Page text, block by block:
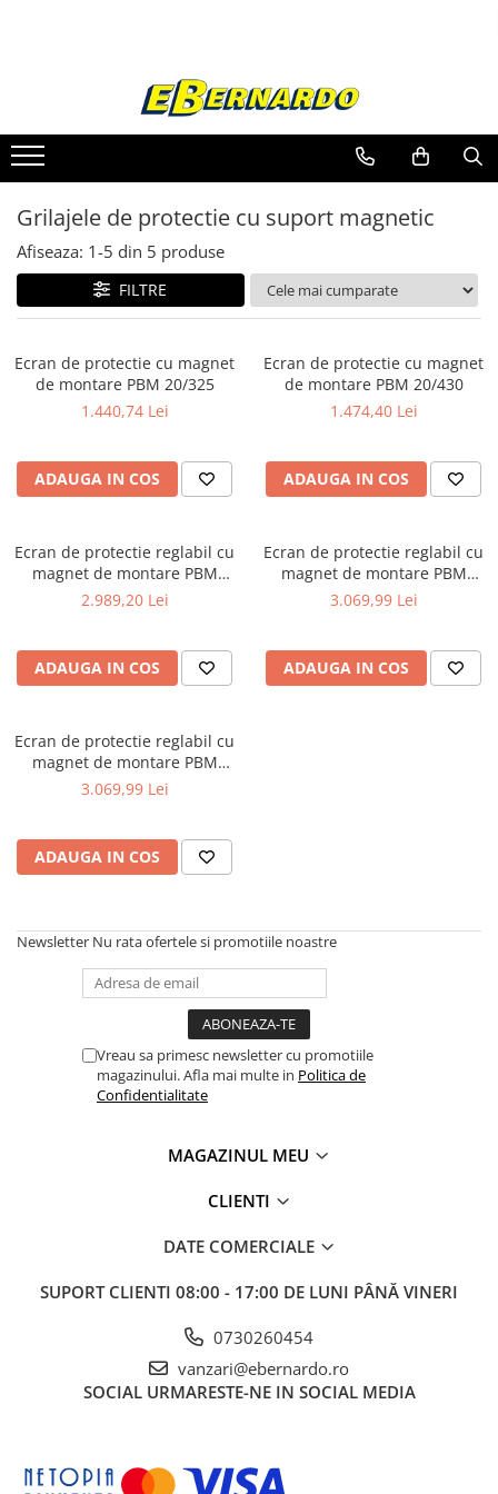
Prelucrare metal
Fierastraie pentru metal
Ferastraie mobile pentru metal
Fierastraie prelucrare metal
Ferastraie orizontale pentru metal
Ferastraie circulare pentru metal
Dispozitive de sudare pentru panze
panglica
doua coloane
Ferastraie metal cu banda si taiere
dubla semiautomate
banda si taiere dubla
Ferastraie verticale
Strunguri CNC
Strunguri cu cutie de viteze
Strunguri de precizie
Strunguri metal cu freza
Strunguri universale cu afisaj
digital
Strunguri universale cu viteza
Masini de gaurit
Masini de gaurit - Vario - cu masa
Masini de gaurit cu angrenaj, masa
si coloana
Masini de gaurit cu coloana
Masini de gaurit cu coloana si cap
Masini de gaurit cu coloana si
curea de distributie
Masini de gaurit cu masa
Masini de gaurit cu freza
Masini de frezat universale
Masini de frezat cu batiu
Masini de frezat multifunctionale
Masini de frezat universale SERVO
Grilajele de protectie cu suport magnetic
Afiseaza: 1-5 din 5 produse
FILTRE
Ecran de protectie cu magnet
de montare PBM 20/325
1.440,74 Lei
ADAUGA IN COS
Ecran de protectie cu magnet
de montare PBM 20/430
1.474,40 Lei
ADAUGA IN COS
Ecran de protectie reglabil cu
magnet de montare PBM
30/440
2.989,20 Lei
ADAUGA IN COS
Ecran de protectie reglabil cu
magnet de montare PBM
30/450
3.069,99 Lei
ADAUGA IN COS
Ecran de protectie reglabil cu
magnet de montare PBM
30/540
3.069,99 Lei
ADAUGA IN COS
Newsletter Nu rata ofertele si promotiile noastre
Vreau sa primesc newsletter cu promotiile
magazinului. Afla mai multe in Politica de
Confidentialitate
MAGAZINUL MEU
CLIENTI
DATE COMERCIALE
SUPORT CLIENTI 08:00 - 17:00 DE LUNI PÂNĂ VINERI
0730260454
vanzari@ebernardo.ro
SOCIAL URMARESTE-NE IN SOCIAL MEDIA